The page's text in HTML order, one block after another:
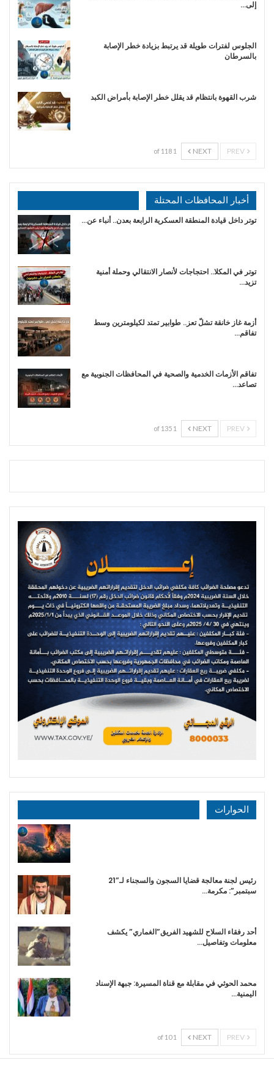
إلى…
الجلوس لفترات طويلة قد يرتبط بزيادة خطر الإصابة
بالسرطان
شرب القهوة بانتظام قد يقلل خطر الإصابة بأمراض الكبد
NEXT
1 of 118
أخبار المحافظات المحتلة
توتر داخل قيادة المنطقة العسكرية الرابعة بعدن.. أنباء عن…
توتر في المكلا.. احتجاجات لأنصار الانتقالي وحملة أمنية
تزيد…
أزمة غاز خانقة تشلّ تعز.. طوابير تمتد لكيلومترين وسط
تفاقم…
تفاقم الأزمات الخدمية والصحية في المحافظات الجنوبية مع
تصاعد…
NEXT
1 of 135
الحوارات
رئيس لجنة معالجة قضايا السجون والسجناء لـ”21
سبتمبر”: مكرمة…
أحد رفقاء السلاح للشهيد الفريق”الغماري” يكشف
معلومات وتفاصيل…
محمد الحوثي في مقابلة مع قناة المسيرة: جبهة الإسناد
اليمنية…
NEXT
1 of 10